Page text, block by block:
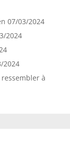
07/03/2024
2024
2024
à